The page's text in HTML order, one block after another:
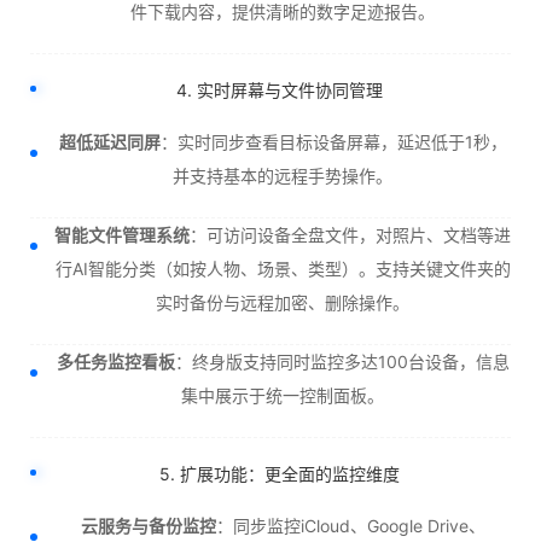
件下载内容，提供清晰的数字足迹报告。
4. 实时屏幕与文件协同管理
超低延迟同屏：实时同步查看目标设备屏幕，延迟低于1秒，
并支持基本的远程手势操作。
智能文件管理系统：可访问设备全盘文件，对照片、文档等进
行AI智能分类（如按人物、场景、类型）。支持关键文件夹的
实时备份与远程加密、删除操作。
多任务监控看板：终身版支持同时监控多达100台设备，信息
集中展示于统一控制面板。
5. 扩展功能：更全面的监控维度
云服务与备份监控：同步监控iCloud、Google Drive、